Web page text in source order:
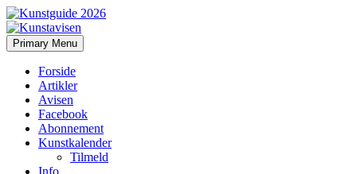
Kunstavisen
Search
Primary Menu Skip
to
Forside
Artikler
Avisen
Facebook
Abonnement
Kunstkalender
Tilmeld
Info